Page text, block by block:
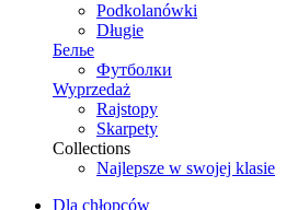
Podkolanówki
Długie
Белье
Футболки
Wyprzedaż
Rajstopy
Skarpety
Collections
Najlepsze w swojej klasie
Dla chłopców